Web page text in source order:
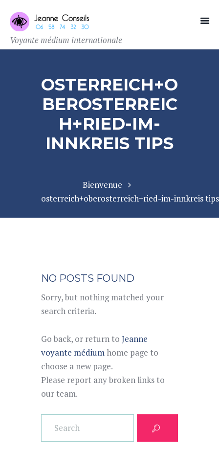
Voyante médium internationale
OSTERREICH+O
BEROSTERREIC
H+RIED-IM-
INNKREIS TIPS
Bienvenue
osterreich+oberosterreich+ried-im-innkreis tips
NO POSTS FOUND
Sorry, but nothing matched your
search criteria.
Go back, or return to Jeanne
voyante médium home page to
choose a new page.
Please report any broken links to
our team.